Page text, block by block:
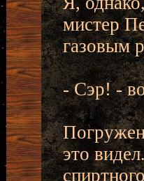
мистер
газовым
- Сэр! -
это